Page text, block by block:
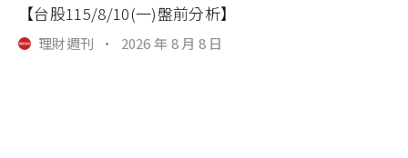
【台股115/8/10(一)盤前分析】
理財週刊 · 2026 年 8 月 8 日